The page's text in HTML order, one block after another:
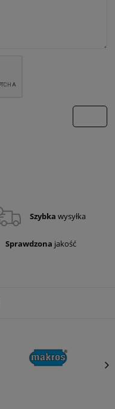
Szybka wysyłka
Sprawdzona jakość